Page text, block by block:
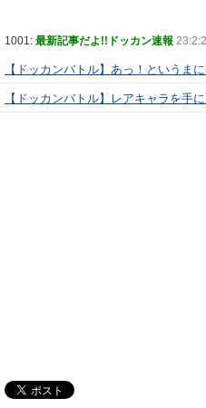
1001: 最新記事だよ!!ドッカン速報
【ドッカンバトル】あっ！というま
【ドッカンバトル】レアキャラを手